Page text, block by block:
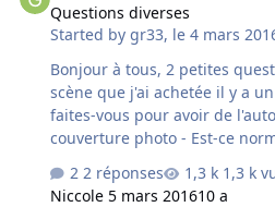
Questions diverses
Started bygr33, le 4 mars
Bonjour à tous, 2 petites questions concernant cette
scène que j'ai achetée il y a un
faites-vous pour avoir de
couverture photo - Est-ce normal que la scène soit
entièrement noire la nuit ? Merci par avance pour vos
réponses, Germain
2 réponses
1,3 k
Niccole 5 mars 201610 a